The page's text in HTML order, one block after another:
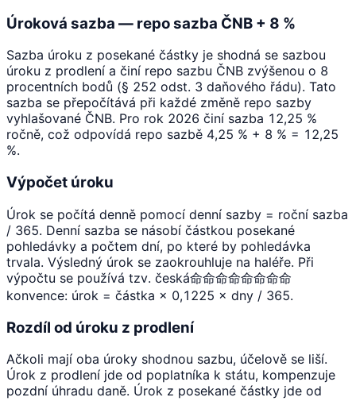
Úroková sazba — repo sazba ČNB + 8 %
Sazba úroku z posekané částky je shodná se sazbou
úroku z prodlení a činí repo sazbu ČNB zvýšenou o 8
procentních bodů (§ 252 odst. 3 daňového řádu). Tato
sazba se přepočítává při každé změně repo sazby
vyhlašované ČNB. Pro rok 2026 činí sazba 12,25 %
ročně, což odpovídá repo sazbě 4,25 % + 8 % = 12,25
%.
Výpočet úroku
Úrok se počítá denně pomocí denní sazby = roční sazba
/ 365. Denní sazba se násobí částkou posekané
pohledávky a počtem dní, po které by pohledávka
trvala. Výsledný úrok se zaokrouhluje na haléře. Při
výpočtu se používá tzv. česká命命命命命命命命
konvence: úrok = částka × 0,1225 × dny / 365.
Rozdíl od úroku z prodlení
Ačkoli mají oba úroky shodnou sazbu, účelově se liší.
Úrok z prodlení jde od poplatníka k státu, kompenzuje
pozdní úhradu daně. Úrok z posekané částky jde od